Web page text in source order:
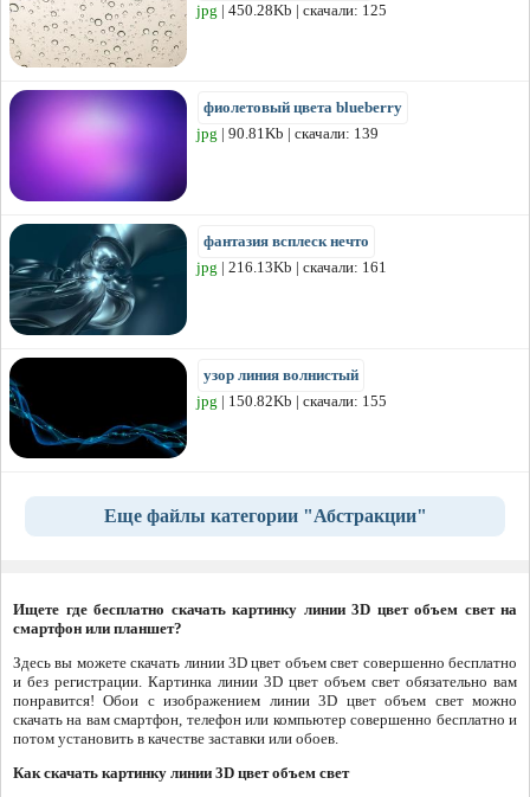
jpg | 450.28Kb | скачали: 125
фиолетовый цвета blueberry
jpg | 90.81Kb | скачали: 139
фантазия всплеск нечто
jpg | 216.13Kb | скачали: 161
узор линия волнистый
jpg | 150.82Kb | скачали: 155
Еще файлы категории "Абстракции"
Ищете где бесплатно скачать картинку линии 3D цвет объем свет на
смартфон или планшет?
Здесь вы можете скачать линии 3D цвет объем свет совершенно бесплатно
и без регистрации. Картинка линии 3D цвет объем свет обязательно вам
понравится! Обои с изображением линии 3D цвет объем свет можно
скачать на вам смартфон, телефон или компьютер совершенно бесплатно и
потом установить в качестве заставки или обоев.
Как скачать картинку линии 3D цвет объем свет